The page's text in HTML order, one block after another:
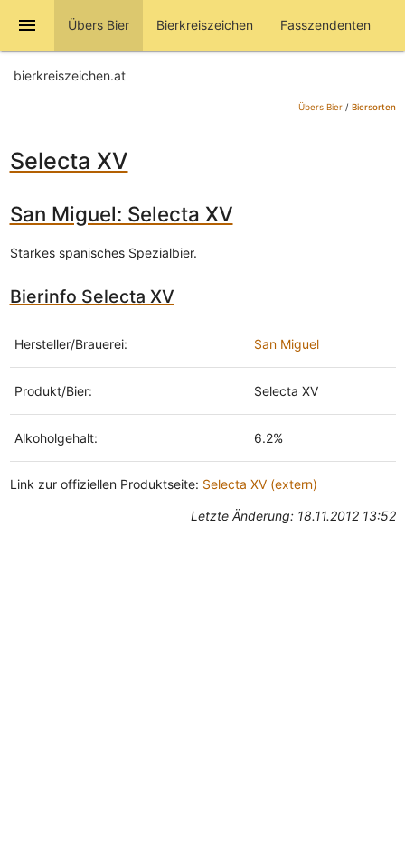
menu Übers Bier Bierkreiszeichen Fasszendenten
bierkreiszeichen.at
Übers Bier/ Biersorten
Selecta XV
San Miguel: Selecta XV
Starkes spanisches Spezialbier.
Bierinfo Selecta XV
Hersteller/Brauerei: San Miguel
Produkt/Bier: Selecta XV
Alkoholgehalt: 6.2%
Link zur offiziellen Produktseite: Selecta XV (extern)
Letzte Änderung: 18.11.2012 13:52